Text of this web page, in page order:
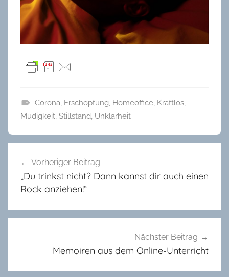
B
o
W
t
Corona, Erschöpfung, Homeoffice, Kraftlos,
Müdigkeit, Stillstand, Unklarheit
Vorheriger Beitrag
„Du trinkst nicht? Dann kannst dir auch einen
Rock anziehen!“
Nächster Beitrag
Memoiren aus dem Online-Unterricht